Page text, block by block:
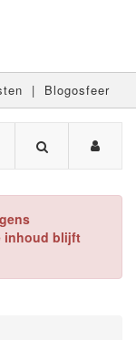
| Blogosfeer
inhoud blijft